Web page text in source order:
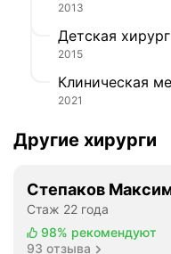
2013
Детская
2015
Клиническая
2021
Другие хирурги
Степаков
Стаж 22 года
98% рекомендуют
93 отзыва